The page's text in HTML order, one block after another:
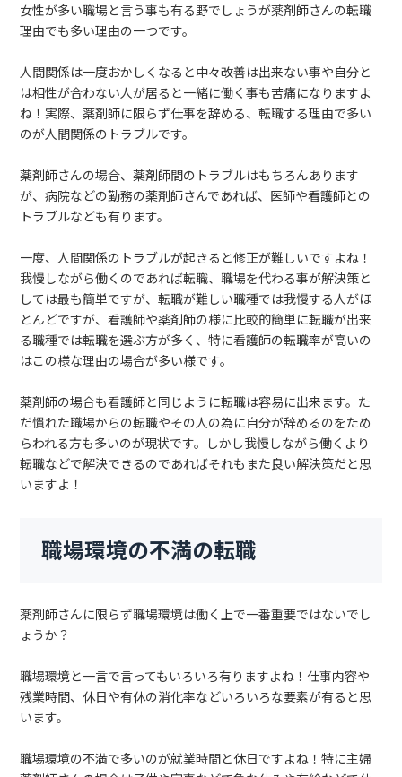
女性が多い職場と言う事も有る野でしょうが薬剤師さんの転職
理由でも多い理由の一つです。
人間関係は一度おかしくなると中々改善は出来ない事や自分と
は相性が合わない人が居ると一緒に働く事も苦痛になりますよ
ね！実際、薬剤師に限らず仕事を辞める、転職する理由で多い
のが人間関係のトラブルです。
薬剤師さんの場合、薬剤師間のトラブルはもちろんあります
が、病院などの勤務の薬剤師さんであれば、医師や看護師との
トラブルなども有ります。
一度、人間関係のトラブルが起きると修正が難しいですよね！
我慢しながら働くのであれば転職、職場を代わる事が解決策と
しては最も簡単ですが、転職が難しい職種では我慢する人がほ
とんどですが、看護師や薬剤師の様に比較的簡単に転職が出来
る職種では転職を選ぶ方が多く、特に看護師の転職率が高いの
はこの様な理由の場合が多い様です。
薬剤師の場合も看護師と同じように転職は容易に出来ます。た
だ慣れた職場からの転職やその人の為に自分が辞めるのをため
らわれる方も多いのが現状です。しかし我慢しながら働くより
転職などで解決できるのであればそれもまた良い解決策だと思
いますよ！
職場環境の不満の転職
薬剤師さんに限らず職場環境は働く上で一番重要ではないでし
ょうか？
職場環境と一言で言ってもいろいろ有りますよね！仕事内容や
残業時間、休日や有休の消化率などいろいろな要素が有ると思
います。
職場環境の不満で多いのが就業時間と休日ですよね！特に主婦